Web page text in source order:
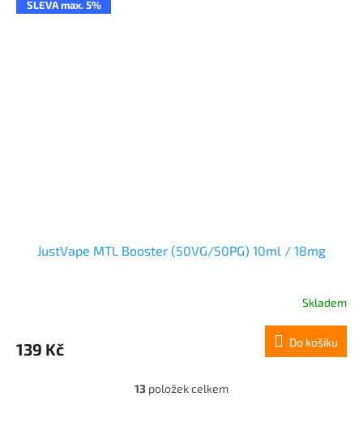
SLEVA max. 5%
JustVape MTL Booster (50VG/50PG) 10ml / 18mg
Skladem
139 Kč Do košíku
O
13 položek celkem